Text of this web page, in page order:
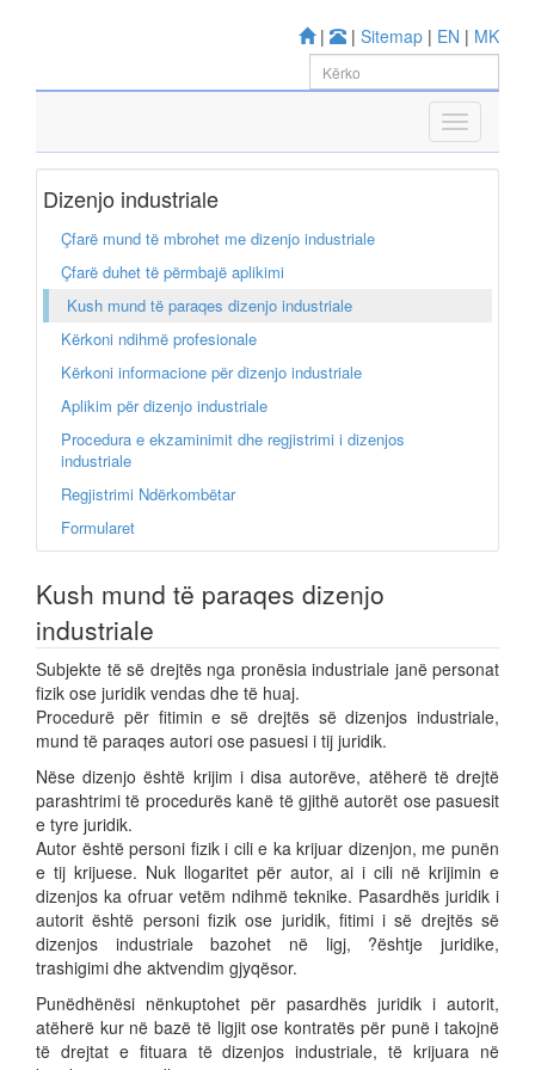
| | Sitemap | EN | MK
Dizenjo industriale
Çfarë mund të mbrohet me dizenjo industriale
Çfarë duhet të përmbajë aplikimi
Kush mund të paraqes dizenjo industriale
Kërkoni ndihmë profesionale
Kërkoni informacione për dizenjo industriale
Aplikim për dizenjo industriale
Procedura e ekzaminimit dhe regjistrimi i dizenjos
industriale
Regjistrimi Ndërkombëtar
Formularet
Kush mund të paraqes dizenjo
industriale
Subjekte të së drejtës nga pronësia industriale janë personat
fizik ose juridik vendas dhe të huaj.
Procedurë për fitimin e së drejtës së dizenjos industriale,
mund të paraqes autori ose pasuesi i tij juridik.
Nëse dizenjo është krijim i disa autorëve, atëherë të drejtë
parashtrimi të procedurës kanë të gjithë autorët ose pasuesit
e tyre juridik.
Autor është personi fizik i cili e ka krijuar dizenjon, me punën
e tij krijuese. Nuk llogaritet për autor, ai i cili në krijimin e
dizenjos ka ofruar vetëm ndihmë teknike. Pasardhës juridik i
autorit është personi fizik ose juridik, fitimi i së drejtës së
dizenjos industriale bazohet në ligj, ?ështje juridike,
trashigimi dhe aktvendim gjyqësor.
Punëdhënësi nënkuptohet për pasardhës juridik i autorit,
atëherë kur në bazë të ligjit ose kontratës për punë i takojnë
të drejtat e fituara të dizenjos industriale, të krijuara në